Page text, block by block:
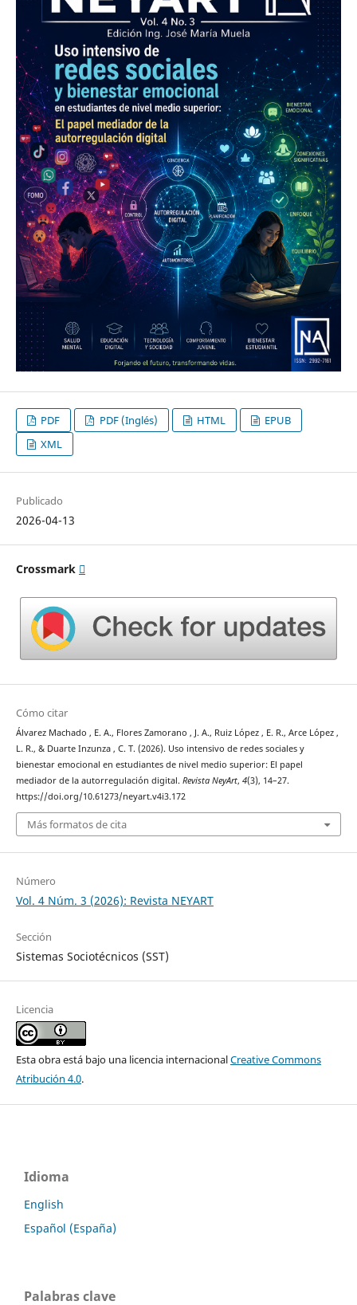
PDF PDF (Inglés) HTML
EPUB
XML
Publicado
2026-04-13
Crossmark
Cómo citar
Álvarez Machado , E. A., Flores Zamorano , J. A., Ruiz López , E. R., Arce López ,
L. R., & Duarte Inzunza , C. T. (2026). Uso intensivo de redes sociales y
bienestar emocional en estudiantes de nivel medio superior: El papel
mediador de la autorregulación digital. Revista NeyArt, 4(3), 14–27.
https://doi.org/10.61273/neyart.v4i3.172
Más formatos de cita
Número
Vol. 4 Núm. 3 (2026): Revista NEYART
Sección
Sistemas Sociotécnicos (SST)
Licencia
Esta obra está bajo una licencia internacionalCreative Commons
Atribución 4.0.
Idioma
English
Español (España)
Palabras clave